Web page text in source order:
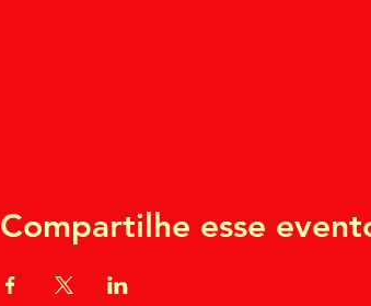
Compartilhe esse